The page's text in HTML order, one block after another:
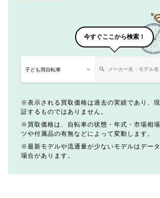
今すぐここから検索！
表示される買取価格は過去の実績であり、
証するものではありません。
買取価格は、自転車の状態・年式・市場相
ツや付属品の有無などによって変動します。
最新モデルや流通量が少ないモデルはデー
場合があります。